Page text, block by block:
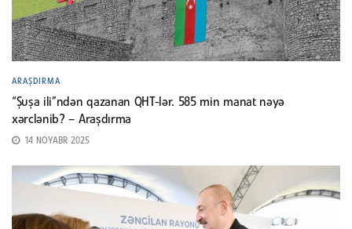
ARAŞDIRMA
“Şuşa ili”ndən qazanan QHT-lər. 585 min manat nəyə
xərclənib? – Araşdırma
14 NOYABR 2025